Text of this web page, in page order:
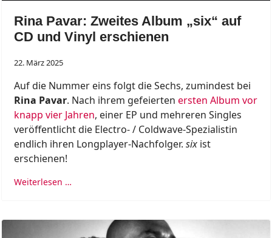
Rina Pavar: Zweites Album „six“ auf
CD und Vinyl erschienen
22. März 2025
Auf die Nummer eins folgt die Sechs, zumindest bei
Rina Pavar. Nach ihrem gefeierten ersten Album vor
knapp vier Jahren, einer EP und mehreren Singles
veröffentlicht die Electro- / Coldwave-Spezialistin
endlich ihren Longplayer-Nachfolger. six ist
erschienen!
Weiterlesen …